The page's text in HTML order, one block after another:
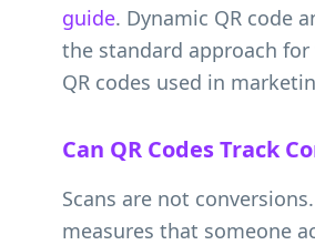
guide. Dynamic QR code
the standard approach
QR codes used in
Can QR Codes Track
Scans are not
measures that someone